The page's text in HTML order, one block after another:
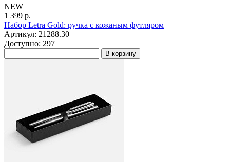
NEW
1 399 р.
Набор Letra Gold: ручка с кожаным футляром
Артикул: 21288.30
Доступно: 297
В корзину